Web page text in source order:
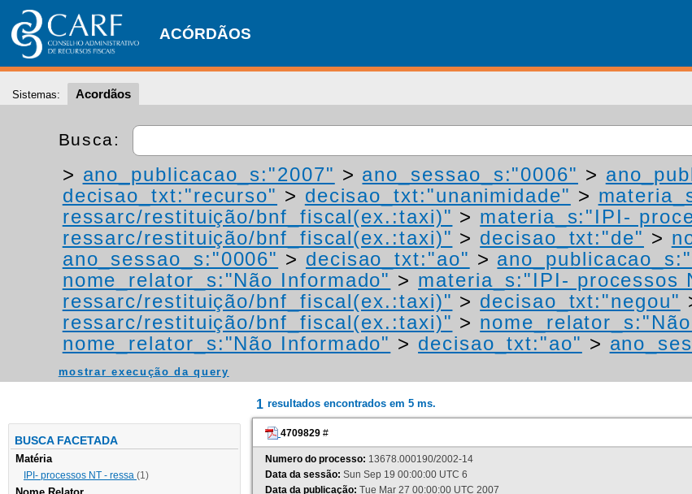
ACÓRDÃOS
Sistemas: Acordãos
Busca:
> ano_publicacao_s:"2007" > ano_sessao_s:"0006" >
decisao_txt:"recurso" > decisao_txt:"unanimidade" >
ressarc/restituição/bnf_fiscal(ex.:taxi)" > materia_s:"IPI-
ressarc/restituição/bnf_fiscal(ex.:taxi)" > decisao_txt:"de" >
ano_sessao_s:"0006" > decisao_txt:"ao" >
nome_relator_s:"Não Informado" > materia_s:"IPI- processos
ressarc/restituição/bnf_fiscal(ex.:taxi)" > decisao_txt:"negou"
ressarc/restituição/bnf_fiscal(ex.:taxi)" >
nome_relator_s:"Não Informado" > decisao_txt:"ao" >
mostrar execução da query
BUSCA FACETADA
Matéria
IPI- processos NT - ressa (1)
1 resultados encontrados em 5 ms.
4709829 #
Numero do processo: 13678.000190/2002-14
Data da sessão: Sun Sep 19 00:00:00 UTC 6
Data da publicação: Tue Mar 27 00:00:00 UTC 2007